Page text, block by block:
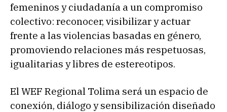
femeninos y ciudadanía a un compromiso
colectivo: reconocer, visibilizar y actuar
frente a las violencias basadas en género,
promoviendo relaciones más respetuosas,
igualitarias y libres de estereotipos.
El WEF Regional Tolima será un espacio de
conexión, diálogo y sensibilización diseñado